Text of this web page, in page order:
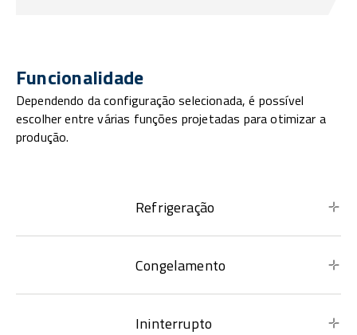
Funcionalidade
Dependendo da configuração selecionada, é possível
escolher entre várias funções projetadas para otimizar a
produção.
Refrigeração
Congelamento
Ininterrupto